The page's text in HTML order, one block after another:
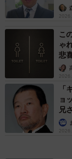
えられていたそう
けんな！笑」とも
こ
ゃ
悲
く
「
ョ
兄